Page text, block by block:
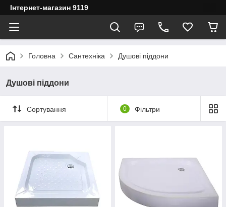
Інтернет-магазин 9119
Головна Сантехніка Душові піддони
Душові піддони
Сортування 0 Фільтри